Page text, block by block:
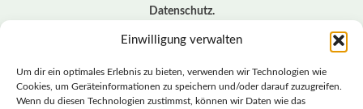
Einwilligung verwalten
Um dir ein optimales Erlebnis zu bieten, verwenden wir Technologien wie
Cookies, um Geräteinformationen zu speichern und/oder darauf zuzugreifen.
Wenn du diesen Technologien zustimmst, können wir Daten wie das
Datenschutz
Cookie – Richtlinie (EU)